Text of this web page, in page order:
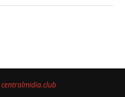
centralmidia.club